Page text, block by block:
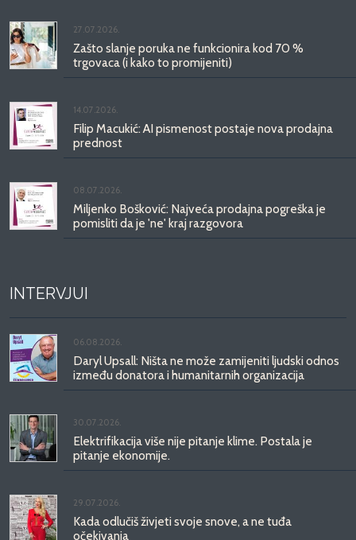
27.07.2026.
Zašto slanje poruka ne funkcionira kod 70 %
trgovaca (i kako to promijeniti)
14.07.2026.
Filip Macukić: AI pismenost postaje nova prodajna
prednost
08.07.2026.
Miljenko Bošković: Najveća prodajna pogreška je
pomisliti da je 'ne' kraj razgovora
INTERVJUI
06.08.2026.
Daryl Upsall: Ništa ne može zamijeniti ljudski odnos
između donatora i humanitarnih organizacija
30.07.2026.
Elektrifikacija više nije pitanje klime. Postala je
pitanje ekonomije.
29.07.2026.
Kada odlučiš živjeti svoje snove, a ne tuđa
očekivanja